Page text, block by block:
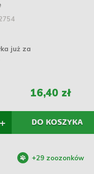
już za
16,40 zł
+ DO KOSZYKA
+29 zoozonków